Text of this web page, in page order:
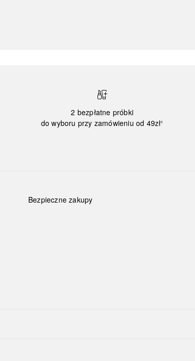
2 bezpłatne próbki
do wyboru przy zamówieniu od 49zł¹
Bezpieczne zakupy